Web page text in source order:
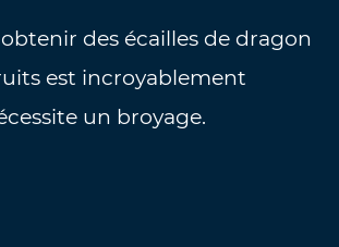
des écailles de dragon
est incroyablement
un broyage.